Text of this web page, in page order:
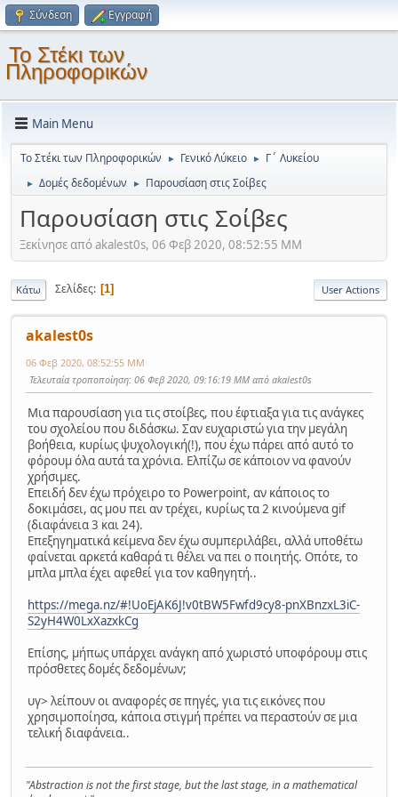
Σύνδεση Εγγραφή
Το Στέκι των
Πληροφορικών
Main Menu
Το Στέκι των Πληροφορικών ► Γενικό Λύκειο ► Γ΄ Λυκείου
► Δομές δεδομένων ► Παρουσίαση στις Σοίβες
Παρουσίαση στις Σοίβες
Ξεκίνησε από akalest0s, 06 Φεβ 2020, 08:52:55 ΜΜ
Κάτω Σελίδες 1 User Actions
akalest0s
06 Φεβ 2020, 08:52:55 ΜΜ
Τελευταία τροποποίηση: 06 Φεβ 2020, 09:16:19 ΜΜ από akalest0s
Μια παρουσίαση για τις στοίβες, που έφτιαξα για τις ανάγκες
του σχολείου που διδάσκω. Σαν ευχαριστώ για την μεγάλη
βοήθεια, κυρίως ψυχολογική(!), που έχω πάρει από αυτό το
φόρουμ όλα αυτά τα χρόνια. Ελπίζω σε κάποιον να φανούν
χρήσιμες.
Επειδή δεν έχω πρόχειρο το Powerpoint, αν κάποιος το
δοκιμάσει, ας μου πει αν τρέχει, κυρίως τα 2 κινούμενα gif
(διαφάνεια 3 και 24).
Επεξηγηματικά κείμενα δεν έχω συμπεριλάβει, αλλά υποθέτω
φαίνεται αρκετά καθαρά τι θέλει να πει ο ποιητής. Οπότε, το
μπλα μπλα έχει αφεθεί για τον καθηγητή..
https://mega.nz/#!UoEjAK6J!v0tBW5Fwfd9cy8-pnXBnzxL3iC-
S2yH4W0LxXazxkCg
Επίσης, μήπως υπάρχει ανάγκη από χωριστό υποφόρουμ στις
πρόσθετες δομές δεδομένων;
υγ> λείπουν οι αναφορές σε πηγές, για τις εικόνες που
χρησιμοποίησα, κάποια στιγμή πρέπει να περαστούν σε μια
τελική διαφάνεια..
"Abstraction is not the first stage, but the last stage, in a mathematical